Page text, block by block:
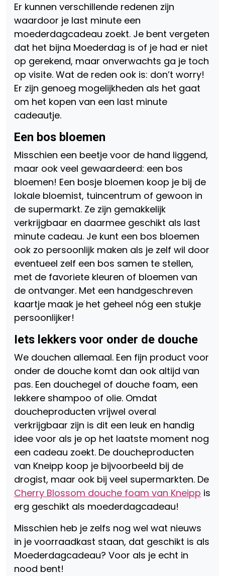
Er kunnen verschillende redenen zijn
waardoor je last minute een
moederdagcadeau zoekt. Je bent vergeten
dat het bijna Moederdag is of je had er niet
op gerekend, maar onverwachts ga je toch
op visite. Wat de reden ook is: don’t worry!
Er zijn genoeg mogelijkheden als het gaat
om het kopen van een last minute
cadeautje.
Een bos bloemen
Misschien een beetje voor de hand liggend,
maar ook veel gewaardeerd: een bos
bloemen! Een bosje bloemen koop je bij de
lokale bloemist, tuincentrum of gewoon in
de supermarkt. Ze zijn gemakkelijk
verkrijgbaar en daarmee geschikt als last
minute cadeau. Je kunt een bos bloemen
ook zo persoonlijk maken als je zelf wil door
eventueel zelf een bos samen te stellen,
met de favoriete kleuren of bloemen van
de ontvanger. Met een handgeschreven
kaartje maak je het geheel nóg een stukje
persoonlijker!
Iets lekkers voor onder de douche
We douchen allemaal. Een fijn product voor
onder de douche komt dan ook altijd van
pas. Een douchegel of douche foam, een
lekkere shampoo of olie. Omdat
doucheproducten vrijwel overal
verkrijgbaar zijn is dit een leuk en handig
idee voor als je op het laatste moment nog
een cadeau zoekt. De doucheproducten
van Kneipp koop je bijvoorbeeld bij de
drogist, maar ook bij veel supermarkten. De
Cherry Blossom douche foam van Kneipp is
erg geschikt als moederdagcadeau!
Misschien heb je zelfs nog wel wat nieuws
in je voorraadkast staan, dat geschikt is als
Moederdagcadeau? Voor als je echt in
nood bent!